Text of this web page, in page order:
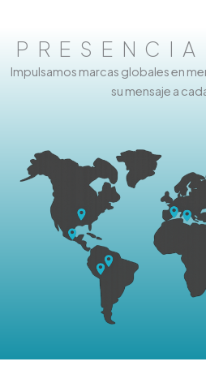
Impulsamos marcas globales en
su mensaje a